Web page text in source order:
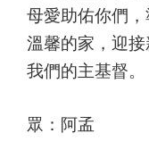
母愛助佑你們
溫馨的家，迎
我們的主基督。
眾：阿孟